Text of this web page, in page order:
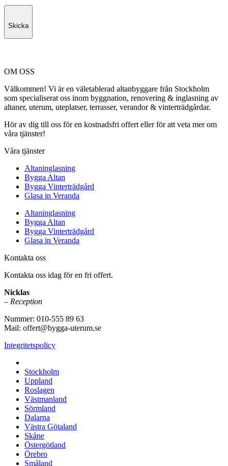
Skicka
OM OSS
Välkommen! Vi är en väletablerad altanbyggare från Stockholm
som specialiserat oss inom byggnation, renovering & inglasning av
altaner, uterum, uteplatser, terrasser, verandor & vinterträdgårdar.
Hör av dig till oss för en kostnadsfri offert eller för att veta mer om
våra tjänster!
Våra tjänster
Altaninglasning
Bygga Altan
Bygga Vinterträdgård
Glasa in Veranda
Altaninglasning
Bygga Altan
Bygga Vinterträdgård
Glasa in Veranda
Kontakta oss
Kontakta oss idag för en fri offert.
Nicklas
– Reception
Nummer: 010-555 89 63
Mail: offert@bygga-uterum.se
Integritetspolicy
Stockholm
Uppland
Roslagen
Västmanland
Sörmland
Dalarna
Västra Götaland
Skåne
Östergötland
Örebro
Småland